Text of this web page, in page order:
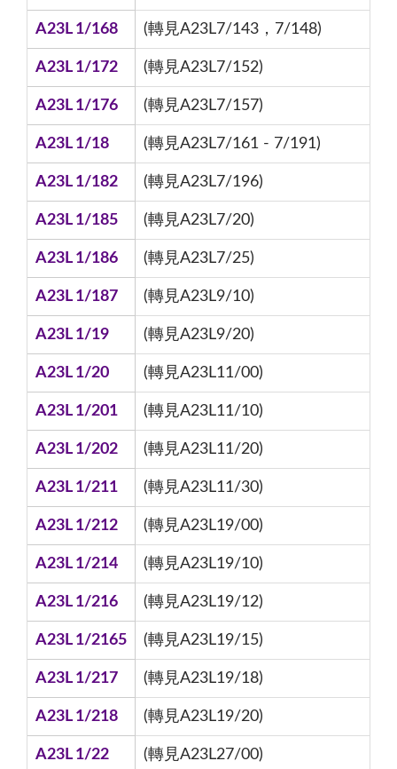
A23L 1/168 (轉見A23L7/143，7/148)
A23L 1/172 (轉見A23L7/152)
A23L 1/176 (轉見A23L7/157)
A23L 1/18 (轉見A23L7/161 - 7/191)
A23L 1/182 (轉見A23L7/196)
A23L 1/185 (轉見A23L7/20)
A23L 1/186 (轉見A23L7/25)
A23L 1/187 (轉見A23L9/10)
A23L 1/19 (轉見A23L9/20)
A23L 1/20 (轉見A23L11/00)
A23L 1/201 (轉見A23L11/10)
A23L 1/202 (轉見A23L11/20)
A23L 1/211 (轉見A23L11/30)
A23L 1/212 (轉見A23L19/00)
A23L 1/214 (轉見A23L19/10)
A23L 1/216 (轉見A23L19/12)
A23L 1/2165 (轉見A23L19/15)
A23L 1/217 (轉見A23L19/18)
A23L 1/218 (轉見A23L19/20)
A23L 1/22 (轉見A23L27/00)